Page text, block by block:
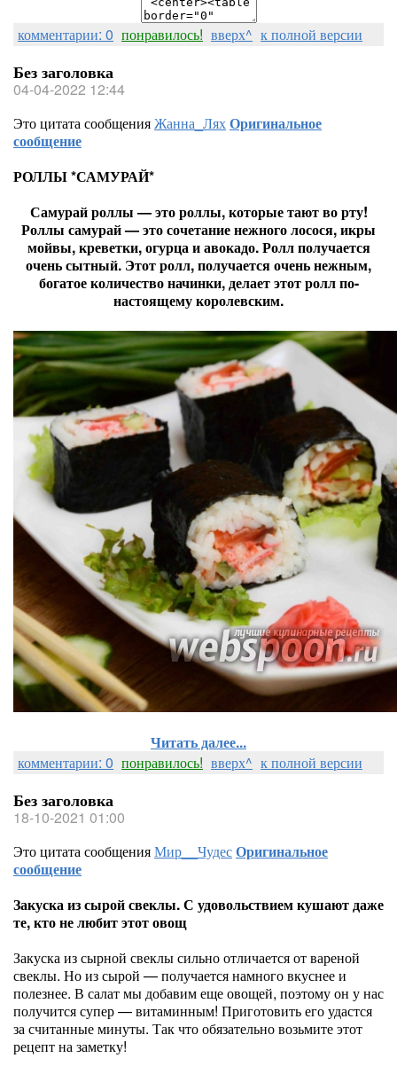
комментарии: 0 понравилось! вверх^ к полной версии
Без заголовка
04-04-2022 12:44
Это цитата сообщенияЖанна_ЛяхОригинальное
сообщение
РОЛЛЫ *САМУРАЙ*
Самурай роллы — это роллы, которые тают во рту!
Роллы самурай — это сочетание нежного лосося, икры
мойвы, креветки, огурца и авокадо. Ролл получается
очень сытный. Этот ролл, получается очень нежным,
богатое количество начинки, делает этот ролл по-
настоящему королевским.
Читать далее...
комментарии: 0 понравилось! вверх^ к полной версии
Без заголовка
18-10-2021 01:00
Это цитата сообщенияМир__ЧудесОригинальное
сообщение
Закуска из сырой свеклы. С удовольствием кушают даже
те, кто не любит этот овощ
Закуска из сырной свеклы сильно отличается от вареной
свеклы. Но из сырой — получается намного вкуснее и
полезнее. В салат мы добавим еще овощей, поэтому он у нас
получится супер — витаминным! Приготовить его удастся
за считанные минуты. Так что обязательно возьмите этот
рецепт на заметку!